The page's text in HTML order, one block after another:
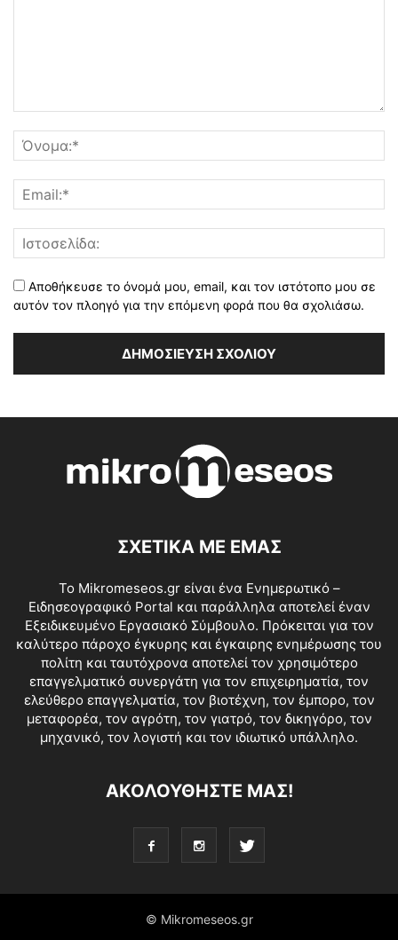
Αποθήκευσε το όνομά μου, email, και τον ιστότοπο μου σε
αυτόν τον πλοηγό για την επόμενη φορά που θα σχολιάσω.
ΣΧΕΤΙΚΑ ΜΕ ΕΜΑΣ
Το Mikromeseos.gr είναι ένα Ενημερωτικό –
Ειδησεογραφικό Portal και παράλληλα αποτελεί έναν
Εξειδικευμένο Εργασιακό Σύμβουλο. Πρόκειται για τον
καλύτερο πάροχο έγκυρης και έγκαιρης ενημέρωσης του
πολίτη και ταυτόχρονα αποτελεί τον χρησιμότερο
επαγγελματικό συνεργάτη για τον επιχειρηματία, τον
ελεύθερο επαγγελματία, τον βιοτέχνη, τον έμπορο, τον
μεταφορέα, τον αγρότη, τον γιατρό, τον δικηγόρο, τον
μηχανικό, τον λογιστή και τον ιδιωτικό υπάλληλο.
ΑΚΟΛΟΥΘΗΣΤΕ ΜΑΣ!
© Mikromeseos.gr